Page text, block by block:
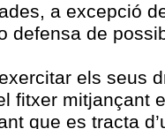
a excepció
defensa de
els seus
fitxer mitjançant
que es tracta